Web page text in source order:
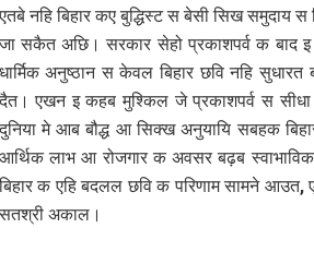
नहि बिहार कए बुद्धिस्ट स बेसी सिख समुदाय
सकैत अछि। सरकार सेहो प्रकाशपर्व क बाद
धार्मिक अनुष्ठान स केवल बिहार छवि नहि
एखन इ कहब मुश्किल जे प्रकाशपर्व स
मे आब बौद्ध आ सिक्ख अनुयायि सबहक
आर्थिक लाभ आ रोजगार क अवसर बढ़ब
क एहि बदलल छवि क परिणाम सामने
अकाल।